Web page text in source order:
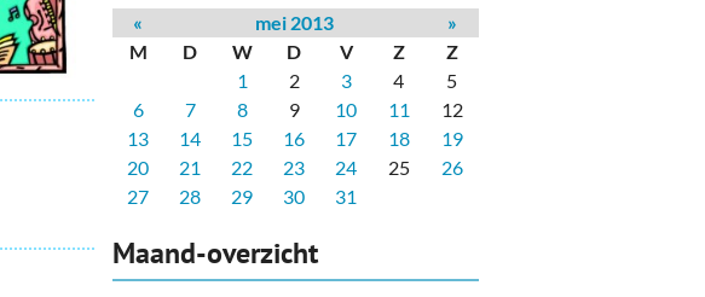
« mei 2013
»
M
D W D V Z
Z
1
2 3 4
5
6
7 8 9 10 11
12
13
14 15 16 17 18
19
20
21 22 23 24 25
26
27
28 29 30 31
Maand-overzicht